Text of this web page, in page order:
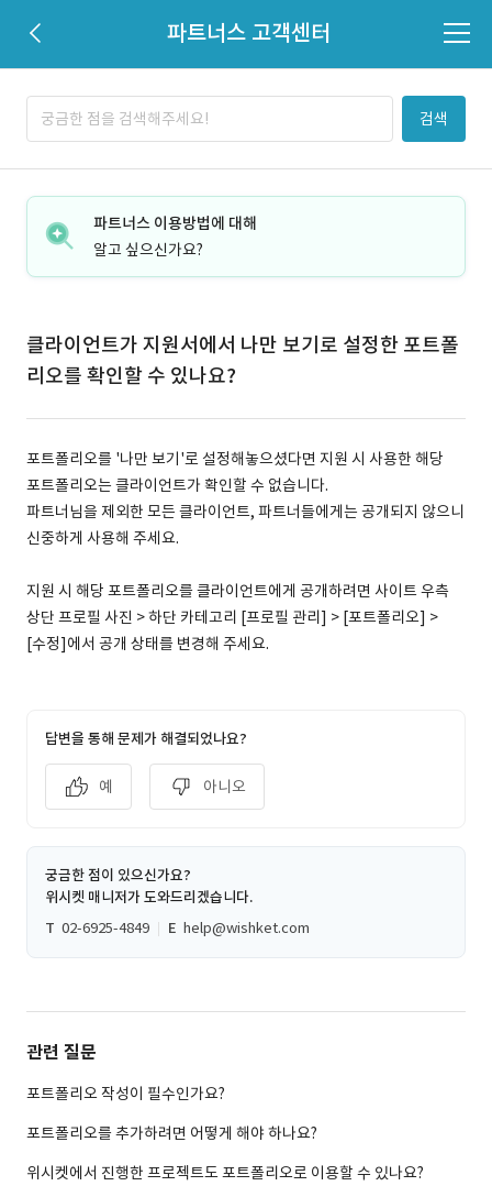
파트너스 고객센터
검색
파트너스 이용방법에 대해
알고 싶으신가요?
클라이언트가 지원서에서 나만 보기로 설정한 포트폴
리오를 확인할 수 있나요?
포트폴리오를 '나만 보기'로 설정해놓으셨다면 지원 시 사용한 해당
포트폴리오는 클라이언트가 확인할 수 없습니다.
파트너님을 제외한 모든 클라이언트, 파트너들에게는 공개되지 않으니
신중하게 사용해 주세요.
지원 시 해당 포트폴리오를 클라이언트에게 공개하려면 사이트 우측
상단 프로필 사진 > 하단 카테고리 [프로필 관리] > [포트폴리오] >
[수정]에서 공개 상태를 변경해 주세요.
답변을 통해 문제가 해결되었나요?
예 아니오
궁금한 점이 있으신가요?
위시켓 매니저가 도와드리겠습니다.
T 02-6925-4849 E help@wishket.com
관련 질문
포트폴리오 작성이 필수인가요?
포트폴리오를 추가하려면 어떻게 해야 하나요?
위시켓에서 진행한 프로젝트도 포트폴리오로 이용할 수 있나요?